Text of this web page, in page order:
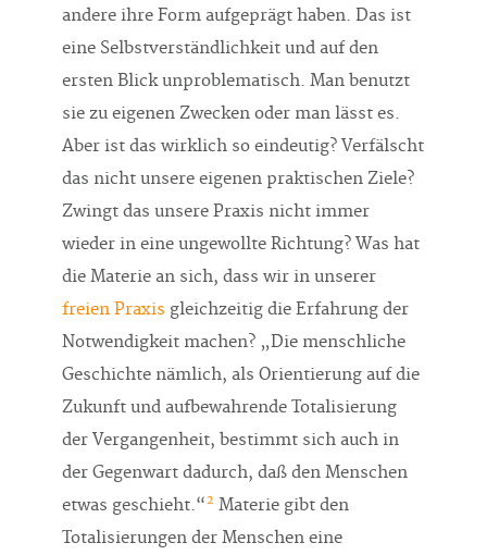
andere ihre Form aufgeprägt haben. Das ist
eine Selbstverständlichkeit und auf den
ersten Blick unproblematisch. Man benutzt
sie zu eigenen Zwecken oder man lässt es.
Aber ist das wirklich so eindeutig? Verfälscht
das nicht unsere eigenen praktischen Ziele?
Zwingt das unsere Praxis nicht immer
wieder in eine ungewollte Richtung? Was hat
die Materie an sich, dass wir in unserer
freien Praxis gleichzeitig die Erfahrung der
Notwendigkeit machen? „Die menschliche
Geschichte nämlich, als Orientierung auf die
Zukunft und aufbewahrende Totalisierung
der Vergangenheit, bestimmt sich auch in
der Gegenwart dadurch, daß den Menschen
etwas geschieht.“2 Materie gibt den
Totalisierungen der Menschen eine